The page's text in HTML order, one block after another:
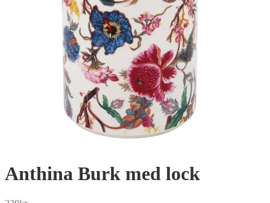
Anthina Burk med lock